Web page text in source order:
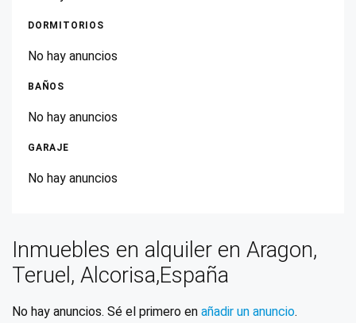
DORMITORIOS
No hay anuncios
BAÑOS
No hay anuncios
GARAJE
No hay anuncios
Inmuebles en alquiler en Aragon,
Teruel, Alcorisa,España
No hay anuncios. Sé el primero en añadir un anuncio.